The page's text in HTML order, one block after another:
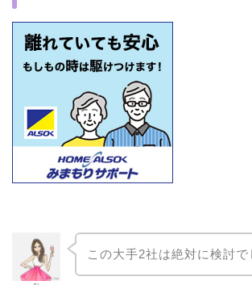
この大手2社は絶対に検討で